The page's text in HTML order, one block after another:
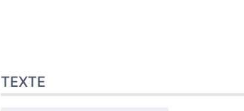
TEXTE